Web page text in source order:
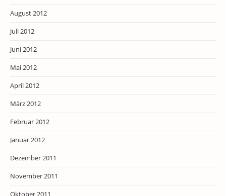
August 2012
Juli 2012
Juni 2012
Mai 2012
April 2012
März 2012
Februar 2012
Januar 2012
Dezember 2011
November 2011
Oktober 2011